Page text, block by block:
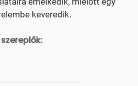
keveredik.